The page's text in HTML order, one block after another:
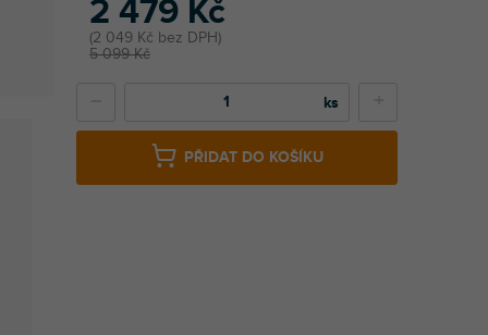
5 099 Kč
2 479 Kč
2 049 Kč bez DPH
PŘIDAT DO KOŠÍKU